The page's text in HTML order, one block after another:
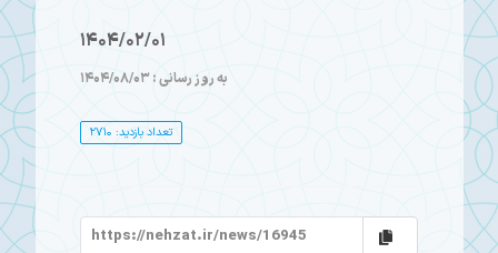
1404/02/01
به روز رسانی : 1404/08/03
تعداد بازدید: 2710